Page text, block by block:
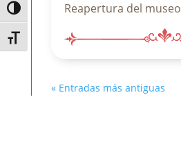
Alternar alto contraste
Alternar tamaño de letra
Reapertura del museo
« Entradas más antiguas